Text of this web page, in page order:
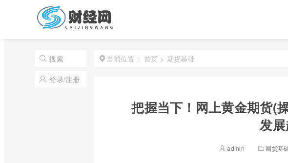
搜索
登录/注册
当前位置： 首页 > 期货基础
把握当下！网上黄金期货(
发
admin 期货基